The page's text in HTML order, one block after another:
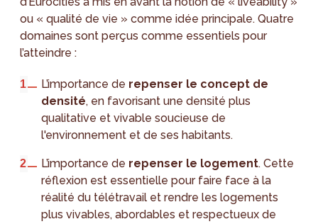
ou « qualité de vie » comme idée principale. Quatre
domaines sont perçus comme essentiels pour
l’atteindre :
L’importance de repenser le concept de
densité, en favorisant une densité plus
qualitative et vivable soucieuse de
l'environnement et de ses habitants.
L’importance de repenser le logement. Cette
réflexion est essentielle pour faire face à la
réalité du télétravail et rendre les logements
plus vivables, abordables et respectueux de